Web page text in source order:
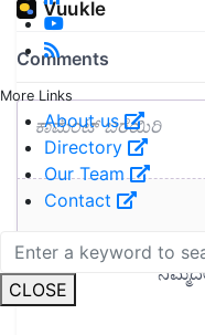
More Links
About us
Directory
Our Team
Contact
CLOSE